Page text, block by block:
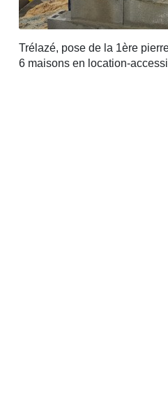
Trélazé, pose de la 1ère
6 maisons en location-